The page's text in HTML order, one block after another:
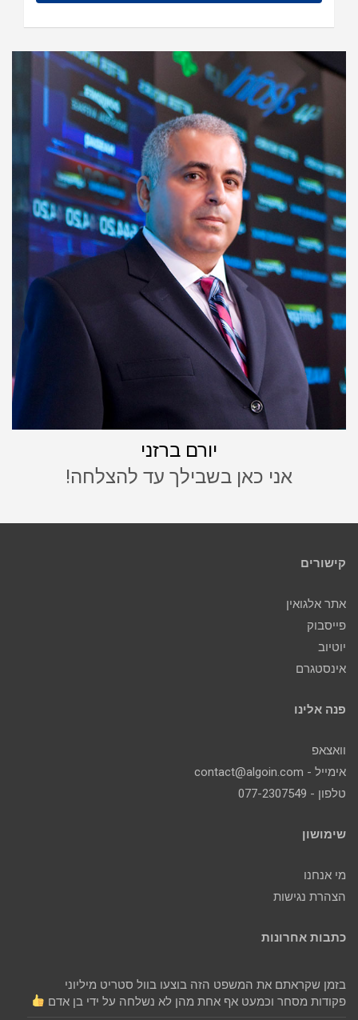
יורם ברזני
אני כאן בשבילך עד להצלחה!
קישורים
אתר אלגואין
פייסבוק
יוטיוב
אינסטגרם
פנה אלינו
וואצאפ
אימייל - contact@algoin.com
טלפון - 077-2307549
שימושון
מי אנחנו
הצהרת נגישות
כתבות אחרונות
בזמן שקראתם את המשפט הזה בוצעו בוול סטריט מיליוני
פקודות מסחר וכמעט אף אחת מהן לא נשלחה על ידי בן אדם